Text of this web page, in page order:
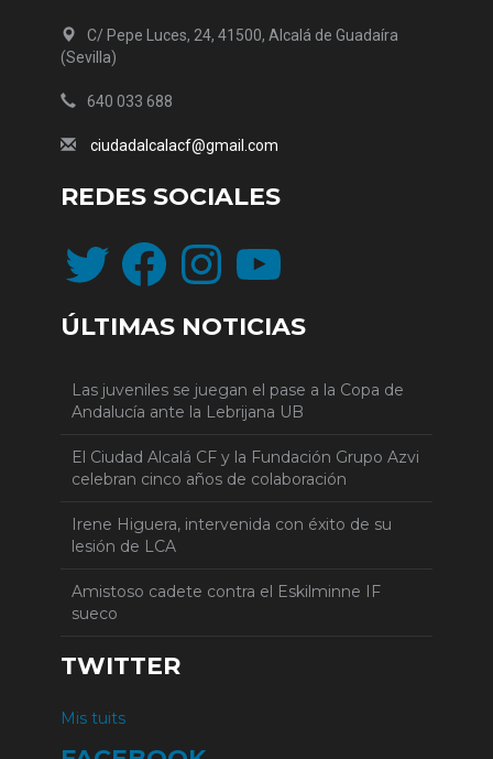
C/ Pepe Luces, 24, 41500, Alcalá de Guadaíra
(Sevilla)
640 033 688
ciudadalcalacf@gmail.com
REDES SOCIALES
Twitter FacebookInstagramYouTube
ÚLTIMAS NOTICIAS
Las juveniles se juegan el pase a la Copa de
Andalucía ante la Lebrijana UB
El Ciudad Alcalá CF y la Fundación Grupo Azvi
celebran cinco años de colaboración
Irene Higuera, intervenida con éxito de su
lesión de LCA
Amistoso cadete contra el Eskilminne IF
sueco
TWITTER
Mis tuits